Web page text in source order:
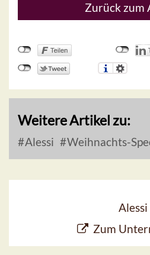
Zurück zum
Weitere Artikel zu:
Alessi Weihnachts-
Alessi
Zum